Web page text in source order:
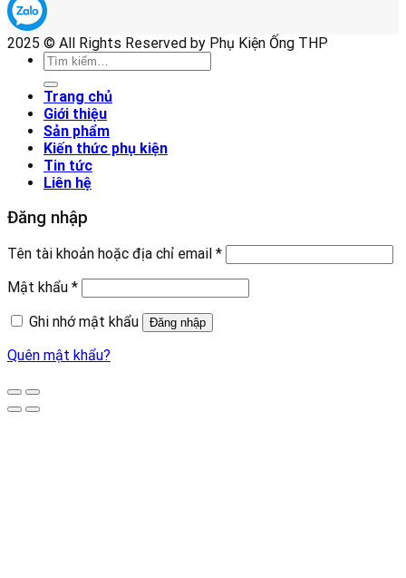
2025 © All Rights Reserved by Phụ Kiện Ống THP
Tìm
kiếm:
Trang chủ
Giới thiệu
Sản phẩm
Kiến thức phụ kiện
Tin tức
Liên hệ
Đăng nhập
Tên tài khoản hoặc địa chỉ email *
Mật khẩu *
Ghi nhớ mật khẩu
Đăng nhập
Quên mật khẩu?